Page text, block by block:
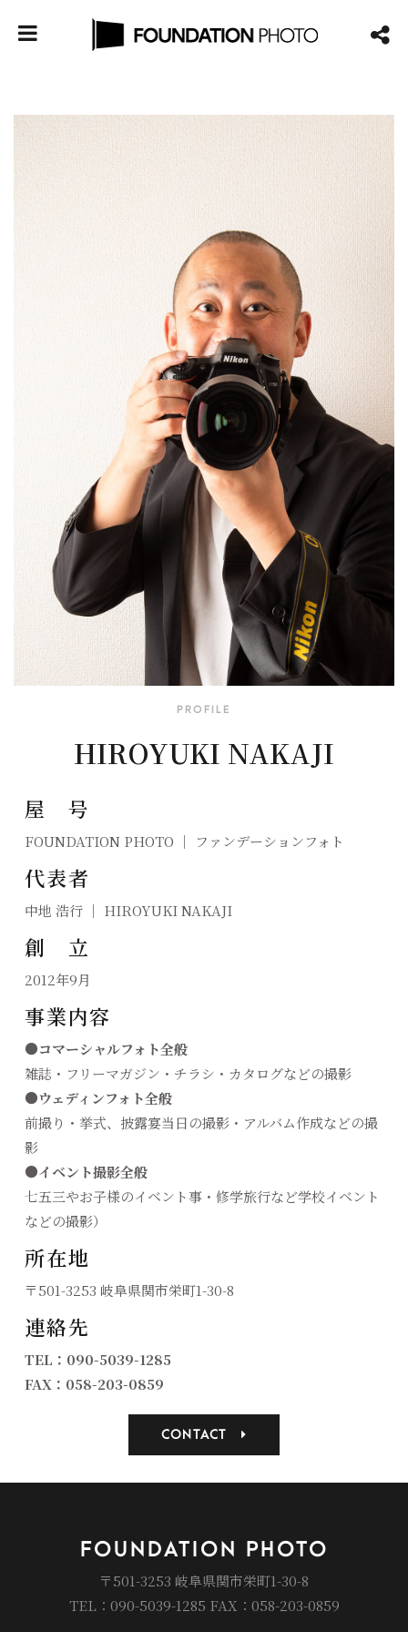
PROFILE
HIROYUKI NAKAJI
屋 号
FOUNDATION PHOTO ｜ ファンデーションフォト
代表者
中地 浩行 ｜ HIROYUKI NAKAJI
創 立
2012年9月
事業内容
●コマーシャルフォト全般
雑誌・フリーマガジン・チラシ・カタログなどの撮影
●ウェディンフォト全般
前撮り・挙式、披露宴当日の撮影・アルバム作成などの撮
影
●イベント撮影全般
七五三やお子様のイベント事・修学旅行など学校イベント
などの撮影）
所在地
〒501-3253 岐阜県関市栄町1-30-8
連絡先
TEL：090-5039-1285
FAX：058-203-0859
CONTACT
FOUNDATION PHOTO
〒501-3253 岐阜県関市栄町1-30-8
TEL：090-5039-1285 FAX：058-203-0859